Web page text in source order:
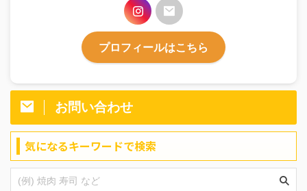
プロフィールはこちら
お問い合わせ
気になるキーワードで検索